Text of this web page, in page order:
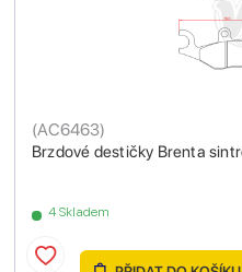
Brzdové destičky Brenta
(AC6463)
4 Skladem